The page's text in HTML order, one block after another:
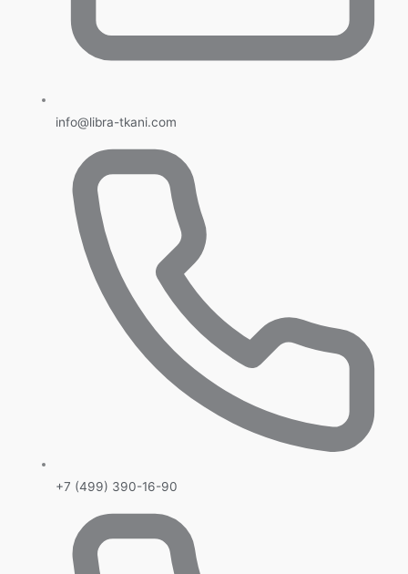
info@libra-tkani.com
+7 (499) 390-16-90